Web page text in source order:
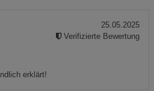
erklärt!
25.05.2025
Verifizierte Bewertung